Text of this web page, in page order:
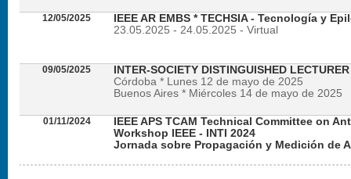
12/05/2025
IEEE AR EMBS * TECHSIA - Tecnología y
23.05.2025 - 24.05.2025 - Virtual
09/05/2025
INTER-SOCIETY DISTINGUISHED
Córdoba * Lunes 12 de mayo de 2025
Buenos Aires * Miércoles 14 de mayo de 2025
01/11/2024
IEEE APS TCAM Technical Committee on
Workshop IEEE - INTI 2024
Jornada sobre Propagación y Medición de